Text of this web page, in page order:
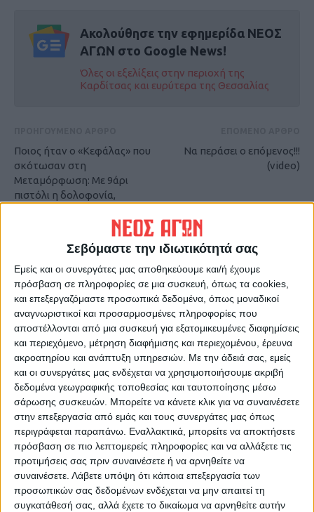
Σεβόμαστε την ιδιωτικότητά σας
Εμείς και οι συνεργάτες μας αποθηκεύουμε και/ή έχουμε
πρόσβαση σε πληροφορίες σε μια συσκευή, όπως τα cookies,
και επεξεργαζόμαστε προσωπικά δεδομένα, όπως μοναδικοί
αναγνωριστικοί και προσαρμοσμένες πληροφορίες που
αποστέλλονται από μια συσκευή για εξατομικευμένες διαφημίσεις
και περιεχόμενο, μέτρηση διαφήμισης και περιεχομένου, έρευνα
ακροατηρίου και ανάπτυξη υπηρεσιών. Με την άδειά σας, εμείς
και οι συνεργάτες μας ενδέχεται να χρησιμοποιήσουμε ακριβή
δεδομένα γεωγραφικής τοποθεσίας και ταυτοποίησης μέσω
σάρωσης συσκευών. Μπορείτε να κάνετε κλικ για να συναινέσετε
στην επεξεργασία από εμάς και τους συνεργάτες μας όπως
περιγράφεται παραπάνω. Εναλλακτικά, μπορείτε να αποκτήσετε
πρόσβαση σε πιο λεπτομερείς πληροφορίες και να αλλάξετε τις
προτιμήσεις σας πριν συναινέσετε ή να αρνηθείτε να
συναινέσετε. Λάβετε υπόψη ότι κάποια επεξεργασία των
προσωπικών σας δεδομένων ενδέχεται να μην απαιτεί τη
συγκατάθεσή σας, αλλά έχετε το δικαίωμα να αρνηθείτε αυτήν
Ακολούθησε την εφημερίδα ΝΕΟΣ
ΑΓΩΝ στο Google News!
Όλες οι εξελίξεις στην περιοχή της
Καρδίτσας και ευρύτερα της Θεσσαλίας
Ποιος ήταν ο «Κεφάλας» που
σκότωσαν στη
Μεταμόρφωση: Με 9άρι
πιστόλι η δολοφονία,
Να περάσει ο επόμενος!!!
(video)
Δημοσιογραφική Ομάδα ΝΕΟΣ ΑΓΩΝ
https://neosagon.gr
Η Αρχαιότερη Καθημερινή Πρωινή Εφημερίδα της Καρδίτσας
ΠΑΡΟΜΟΙΑ ΑΡΘΡΑ